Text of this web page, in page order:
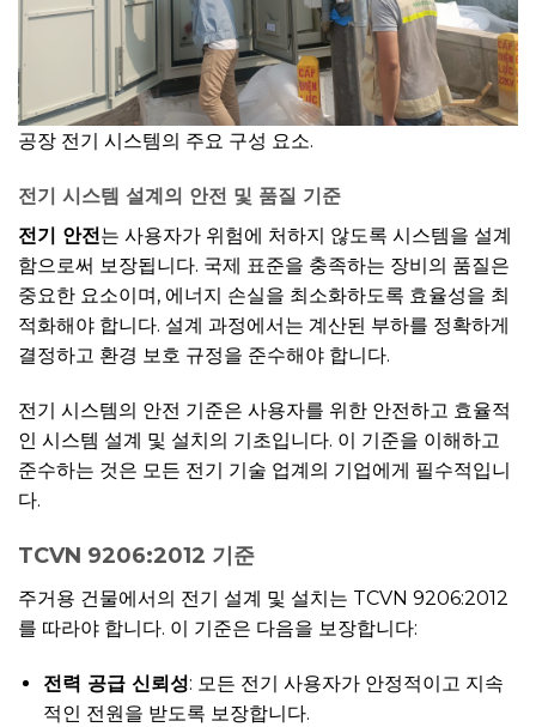
공장 전기 시스템의 주요 구성 요소.
전기 시스템 설계의 안전 및 품질 기준
전기 안전는 사용자가 위험에 처하지 않도록 시스템을 설계
함으로써 보장됩니다. 국제 표준을 충족하는 장비의 품질은
중요한 요소이며, 에너지 손실을 최소화하도록 효율성을 최
적화해야 합니다. 설계 과정에서는 계산된 부하를 정확하게
결정하고 환경 보호 규정을 준수해야 합니다.
전기 시스템의 안전 기준은 사용자를 위한 안전하고 효율적
인 시스템 설계 및 설치의 기초입니다. 이 기준을 이해하고
준수하는 것은 모든 전기 기술 업계의 기업에게 필수적입니
다.
TCVN 9206:2012 기준
주거용 건물에서의 전기 설계 및 설치는 TCVN 9206:2012
를 따라야 합니다. 이 기준은 다음을 보장합니다:
전력 공급 신뢰성: 모든 전기 사용자가 안정적이고 지속
적인 전원을 받도록 보장합니다.